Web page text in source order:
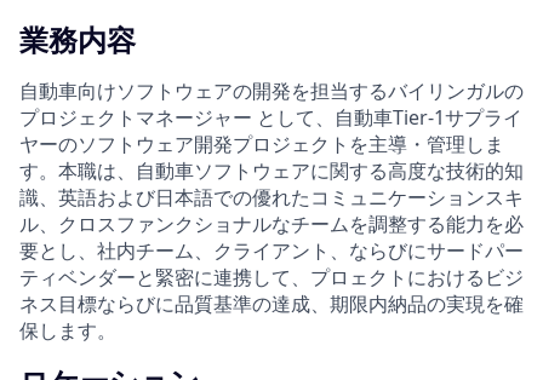
業務内容
自動車向けソフトウェアの開発を担当するバイリンガルの
プロジェクトマネージャー として、自動車Tier-1サプライ
ヤーのソフトウェア開発プロジェクトを主導・管理しま
す。本職は、自動車ソフトウェアに関する高度な技術的知
識、英語および日本語での優れたコミュニケーションスキ
ル、クロスファンクショナルなチームを調整する能力を必
要とし、社内チーム、クライアント、ならびにサードパー
ティベンダーと緊密に連携して、プロェクトにおけるビジ
ネス目標ならびに品質基準の達成、期限内納品の実現を確
保します。